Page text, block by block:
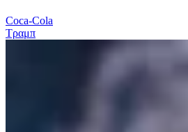
Coca-Cola
Τραμπ